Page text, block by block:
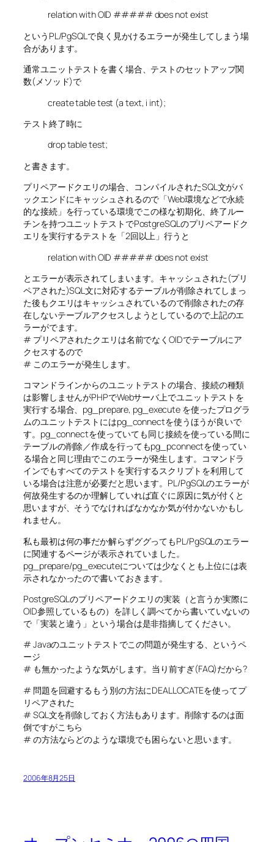
relation with OID ##### does not exist
というPL/PgSQLで良く見かけるエラーが発生してしまう場
合があります。
通常ユニットテストを書く場合、テストのセットアップ関
数(メソッド)で
create table test (a text, i int);
テスト終了時に
drop table test;
と書きます。
プリペアードクエリの場合、コンパイルされたSQL文がバ
ックエンドにキャッシュされるので「Web環境などで永続
的な接続」を行っている環境でこの様な初期化、終了ルー
チンを持つユニットテストでPostgreSQLのプリペアードク
エリを実行するテストを「2回以上」行うと
relation with OID ##### does not exist
とエラーが表示されてしまいます。キャッシュされた(プリ
ペアされた)SQL文に対応するテーブルが削除されてしまっ
た後もクエリはキャッシュされているので削除されたの存
在しないテーブルアクセスしようとしているので上記のエ
ラーがでます。
# プリペアされたクエリは名前でなくOIDでテーブルにア
クセスするので
# このエラーが発生します。
コマンドラインからのユニットテストの場合、接続の種類
は影響しませんがPHPでWebサーバ上でユニットテストを
実行する場合、pg_prepare, pg_execute を使ったプログラ
ムのユニットテストにはpg_connectを使うほうが良いで
す。pg_connectを使っていても同じ接続を使っている間に
テーブルの削除／作成を行ってもpg_pconnectを使ってい
る場合と同じ理由でこのエラーが発生します。コマンドラ
インでもすべてのテストを実行するスクリプトを利用して
いる場合は注意が必要だと思います。PL/PgSQLのエラーが
何故発生するのか理解していれば直ぐに原因に気が付くと
思いますが、そうでなければなかなか気が付かないかもし
れません。
私も最初は何の事だか解らずググってもPL/PgSQLのエラー
に関連するページが表示されていました。
pg_prepare/pg_executeについては少なくとも上位には表
示されなかったので書いておきます。
PostgreSQLのプリペアードクエリの実装（と言うか実際に
OID参照しているもの）を詳しく調べてから書いていないの
で「実装と違う」という場合は是非指摘してください。
# Javaのユニットテストでこの問題が発生する、というペ
ージ
# も無かったような気がします。当り前すぎ(FAQ)だから?
# 問題を回避するもう別の方法にDEALLOCATEを使ってプ
リペアされた
# SQL文を削除しておく方法もあります。削除するのは面
倒ですがこちら
# の方法ならどのような環境でも困らないと思います。
2006年8月25日